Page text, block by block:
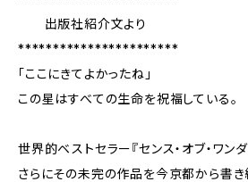
出版社紹介文より
***********************
「ここにきてよかったね」
この星はすべての生命を祝福している。
世界的ベストセラー『センス・オブ・ワン
さらにその未完の作品を今京都から書き